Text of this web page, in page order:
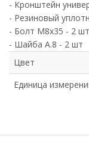
- Кронштейн
- Резиновый
- Болт М8х35 - 2
- Шайба А.8 - 2
Цвет
Единица